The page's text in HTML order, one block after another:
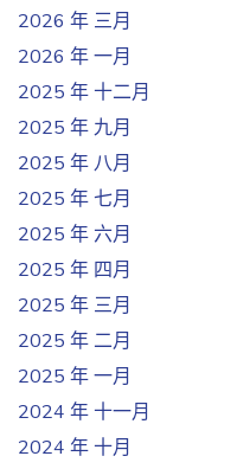
2026 年 三月
2026 年 一月
2025 年 十二月
2025 年 九月
2025 年 八月
2025 年 七月
2025 年 六月
2025 年 四月
2025 年 三月
2025 年 二月
2025 年 一月
2024 年 十一月
2024 年 十月